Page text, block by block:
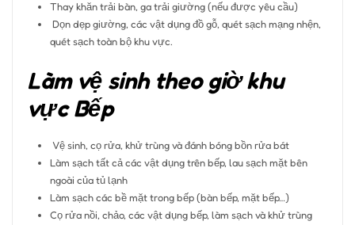
Thay khăn trải bàn, ga trải giường (nếu được yêu cầu)
Dọn dẹp giường, các vật dụng đồ gỗ, quét sạch mạng nhện,
quét sạch toàn bộ khu vực.
Làm vệ sinh theo giờ khu
vực Bếp
Vệ sinh, cọ rửa, khử trùng và đánh bóng bồn rửa bát
Làm sạch tất cả các vật dụng trên bếp, lau sạch mặt bên
ngoài của tủ lạnh
Làm sạch các bề mặt trong bếp (bàn bếp, mặt bếp…)
Cọ rửa nồi, chảo, các vật dụng bếp, làm sạch và khử trùng